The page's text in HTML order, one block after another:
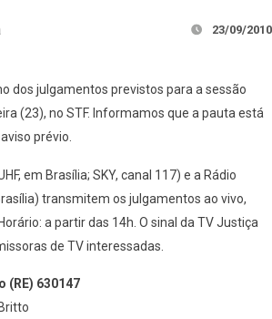
23/09/2010
dos julgamentos previstos para a sessão
(23), no STF. Informamos que a pauta está
prévio.
em Brasí­lia; SKY, canal 117) e a Rádio
transmitem os julgamentos ao vivo,
a partir das 14h. O sinal da TV Justiça
de TV interessadas.
(RE) 630147